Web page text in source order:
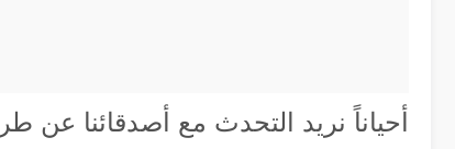
أحياناً نريد التحدث مع أصدقائنا